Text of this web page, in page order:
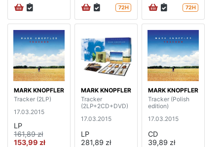
72H 72H
MARK KNOPFLER
Tracker (2LP)
17.03.2015
LP
161,89 zł
153,99 zł
MARK KNOPFLER
Tracker
(2LP+2CD+DVD)
17.03.2015
LP
281,89 zł
MARK KNOPFLER
Tracker (Polish
edition)
17.03.2015
CD
39,89 zł